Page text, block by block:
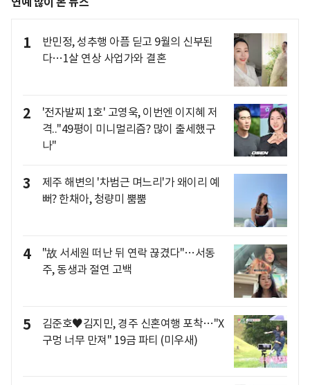
1
반민정, 성추행 아픔 딛고 9월의 신부된
다…1살 연상 사업가와 결혼
2
'전자발찌 1호' 고영욱, 이번엔 이지혜 저
격.."49평이 미니멀리즘? 많이 출세했구
나"
3
제주 해변의 '차범근 며느리'가 왜이리 예
뻐? 한채아, 청량미 뿜뿜
4
"故 서세원 떠난 뒤 연락 끊겼다"…서동
주, 동생과 절연 고백
5
김준호♥김지민, 경주 신혼여행 포착…"X
구멍 너무 만져" 19금 파티 (미우새)